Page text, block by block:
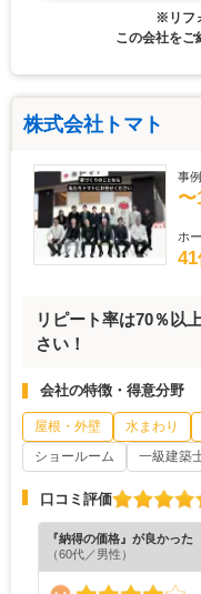
※リフ
この会社をご
株式会社トマト
事
〜
ホ
リピート率は70％以
さい！
会社の特徴・得意分野
屋根・外壁 水まわり
ショールーム
一級建築
口コミ評価
『納得の価格』が良かった
（60代／男性）